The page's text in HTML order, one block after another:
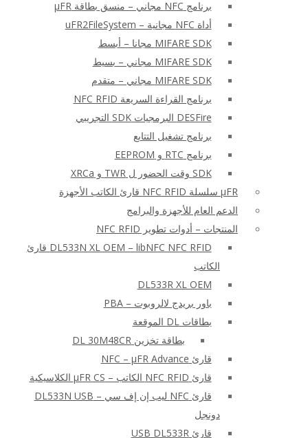
برنامج NFC مجاني – منسق بطاقة μFR
أداة NFC مجانية – uFR2FileSystem
MIFARE SDK مجانا – أبسط
MIFARE SDK مجاني – بسيط
MIFARE SDK مجاني – متقدم
برنامج القراءة السريعة NFC RFID
DESFire البرمجيات SDK التجريبي
برنامج تشغيل التتابع
برنامج RTC و EEPROM
SDK وقت الحضور ل TWR و XRCa
μFR سلسلة NFC RFID قارئ الكاتب الأجهزة
الدعم العام للأجهزة والبرامج
المنتجات – أدوات تطوير NFC RFID
DL533N XL OEM – libNFC NFC RFID قارئ
الكاتب
DL533R XL OEM
باور بريدج لالروبوت – PBA
بطاقات DL الموقعة
بطاقة تخزين DL 30M48CR
قارئ NFC – μFR Advance
قارئ NFC RFID الكاتب – μFR CS الكلاسيكية
قارئ NFC ليب إن إف سي – DL533N USB
دونجل
قارئ USB DL533R